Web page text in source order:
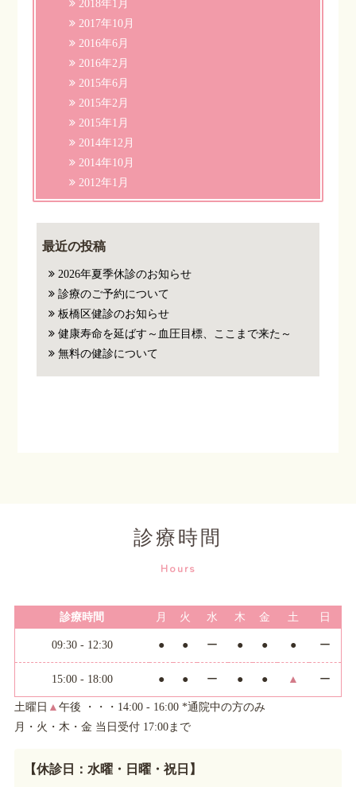
2018年1月
2017年10月
2016年6月
2016年2月
2015年6月
2015年2月
2015年1月
2014年12月
2014年10月
2012年1月
最近の投稿
2026年夏季休診のお知らせ
診療のご予約について
板橋区健診のお知らせ
健康寿命を延ばす～血圧目標、ここまで来た～
無料の健診について
診療時間
Hours
診療時間 月 火 水 木 金 土 日
09:30 - 12:30 ● ● ー ● ● ● ー
15:00 - 18:00 ● ● ー ● ● ▲ ー
土曜日 ▲ 午後 ・・・14:00 - 16:00 *通院中の方のみ
月・火・木・金 当日受付 17:00まで
【休診日：水曜・日曜・祝日】